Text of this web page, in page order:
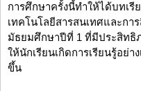
การศึกษาครั้งนี้ทำให้ได้บทเรี
เทคโนโลยีสารสนเทศและกา
มัธยมศึกษาปีที่ 1 ที่มีประสิทธิ
ให้นักเรียนเกิดการเรียนรู้อย่
ขึ้น